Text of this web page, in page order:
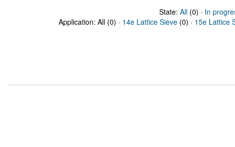
State: All(0) · In
Application: All (0) · 14e Lattice Sieve (0) · 15e Lattice